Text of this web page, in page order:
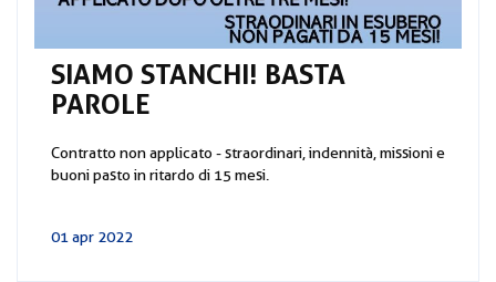
SIAMO STANCHI! BASTA
PAROLE
Contratto non applicato - straordinari, indennità, missioni e
buoni pasto in ritardo di 15 mesi.
01 apr 2022